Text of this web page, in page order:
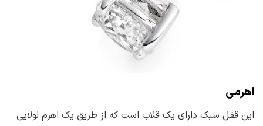
اهرمی
این قفل سبک دارای یک قلاب است که از طریق یک اهرم لولایی